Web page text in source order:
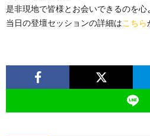
是非現地で皆様とお会いできるのを心
当日の登壇セッションの詳細はこちら